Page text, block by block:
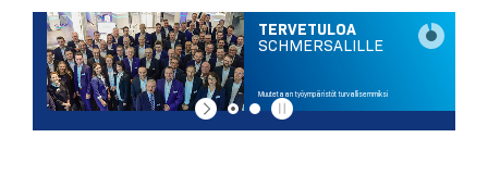
TERVETULOA
SCHMERSALILLE
Muutetaan työympäristöt turvallisemmiksi